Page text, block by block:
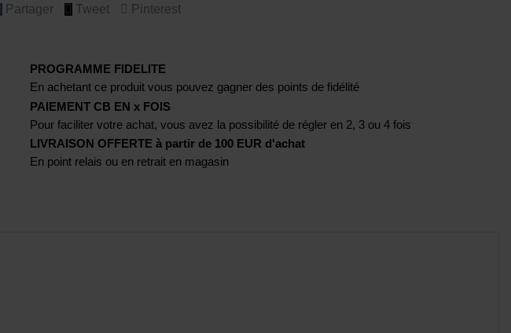
Partager Tweet Pinterest
PROGRAMME FIDELITE
En achetant ce produit vous pouvez gagner des points de fidélité
PAIEMENT CB EN x FOIS
Pour faciliter votre achat, vous avez la possibilité de régler en 2, 3 ou 4 fois
LIVRAISON OFFERTE à partir de 100 EUR d'achat
En point relais ou en retrait en magasin